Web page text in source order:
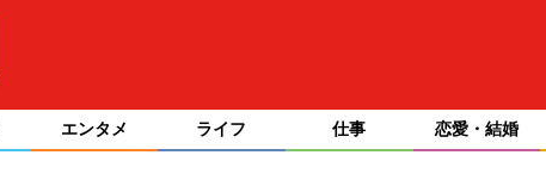
エンタメ ライフ 仕事 恋愛・結婚